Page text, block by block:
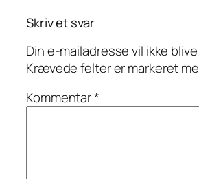
Skriv et svar
Din e-mailadresse vil ikke
Krævede felter er markeret
Kommentar*